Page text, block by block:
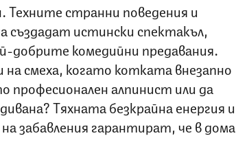
Техните странни поведения и
създадат истински спектакъл,
добрите комедийни предавания.
смеха, когато котката внезапно
професионален алпинист или да
Тяхната безкрайна енергия и
забавления гарантират, че в дома